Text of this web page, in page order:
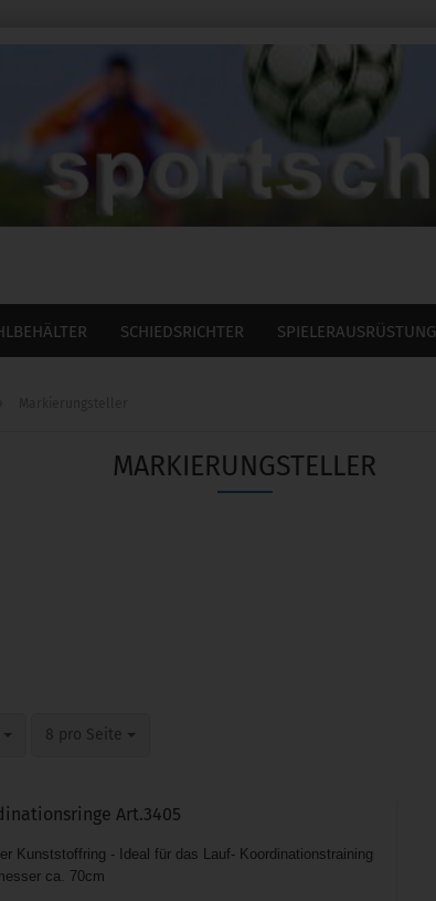
SCHIEDSRICHTER SPIELERAUSRÜSTUNG
MARKIERUNGSTELLER
8 pro Seite
pro Seite
Art.3405
Kunststoffring - Ideal für das Lauf- Koordinationstraining
ca. 70cm